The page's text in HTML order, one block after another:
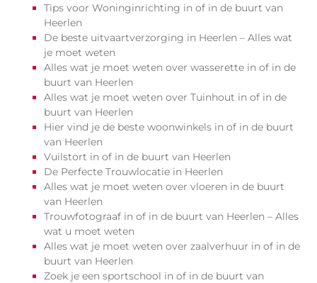
Tips voor Woninginrichting in of in de buurt van
Heerlen
De beste uitvaartverzorging in Heerlen – Alles wat
je moet weten
Alles wat je moet weten over wasserette in of in de
buurt van Heerlen
Alles wat je moet weten over Tuinhout in of in de
buurt van Heerlen
Hier vind je de beste woonwinkels in of in de buurt
van Heerlen
Vuilstort in of in de buurt van Heerlen
De Perfecte Trouwlocatie in Heerlen
Alles wat je moet weten over vloeren in de buurt
van Heerlen
Trouwfotograaf in of in de buurt van Heerlen – Alles
wat u moet weten
Alles wat je moet weten over zaalverhuur in of in de
buurt van Heerlen
Zoek je een sportschool in of in de buurt van